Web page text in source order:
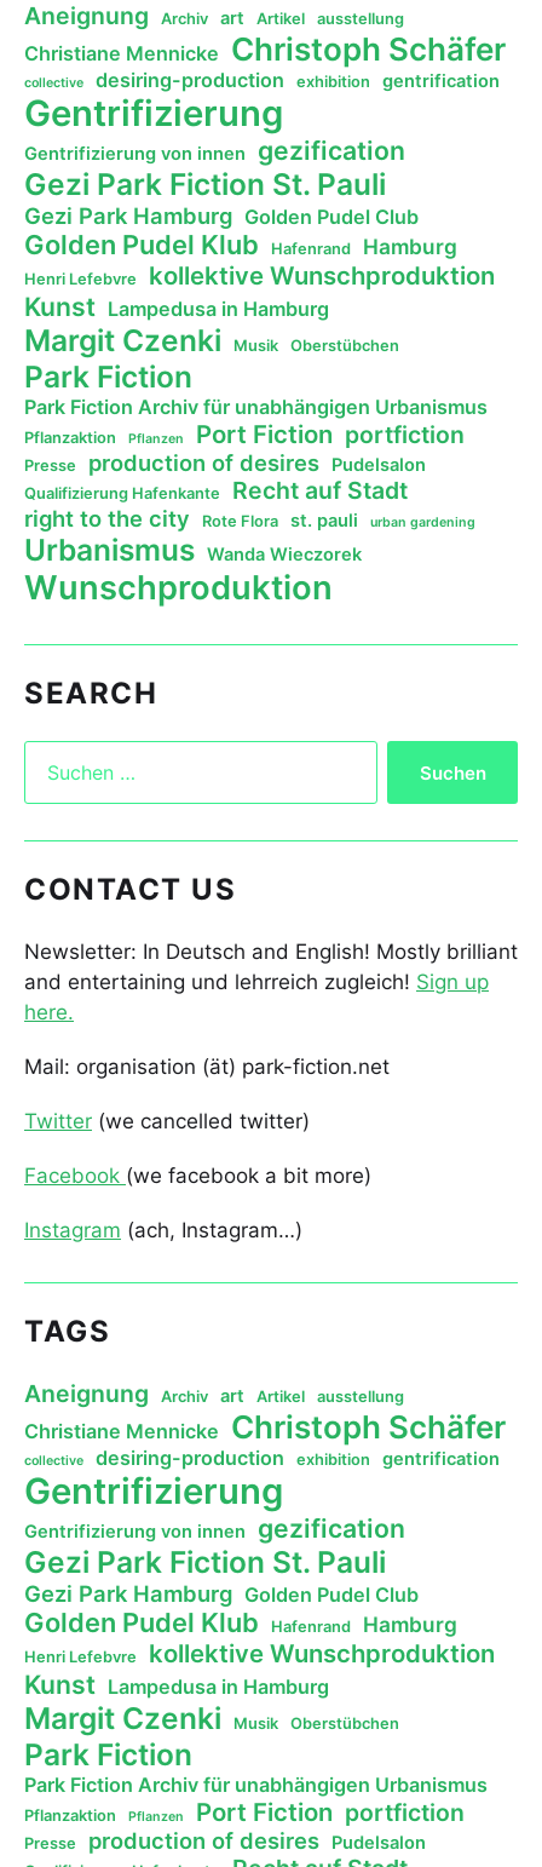
Aneignung Archiv art Artikel ausstellung
Christiane Mennicke Christoph Schäfer
collective desiring-production exhibition gentrification
Gentrifizierung
Gentrifizierung von innen gezification
Gezi Park Fiction St. Pauli
Gezi Park Hamburg Golden Pudel Club
Golden Pudel Klub Hafenrand Hamburg
Henri Lefebvre kollektive Wunschproduktion
Kunst Lampedusa in Hamburg
Margit Czenki Musik Oberstübchen
Park Fiction
Park Fiction Archiv für unabhängigen Urbanismus
Pflanzaktion Pflanzen Port Fiction portfiction
Presse production of desires Pudelsalon
Qualifizierung Hafenkante Recht auf Stadt
right to the city Rote Flora st. pauli urban gardening
Urbanismus Wanda Wieczorek
Wunschproduktion
SEARCH
CONTACT US
Newsletter: In Deutsch and English! Mostly brilliant
and entertaining und lehrreich zugleich! Sign up
here.
Mail: organisation (ät) park-fiction.net
Twitter (we cancelled twitter)
Facebook (we facebook a bit more)
Instagram (ach, Instagram…)
TAGS
Aneignung Archiv art Artikel ausstellung
Christiane Mennicke Christoph Schäfer
collective desiring-production exhibition gentrification
Gentrifizierung
Gentrifizierung von innen gezification
Gezi Park Fiction St. Pauli
Gezi Park Hamburg Golden Pudel Club
Golden Pudel Klub Hafenrand Hamburg
Henri Lefebvre kollektive Wunschproduktion
Kunst Lampedusa in Hamburg
Margit Czenki Musik Oberstübchen
Park Fiction
Park Fiction Archiv für unabhängigen Urbanismus
Pflanzaktion Pflanzen Port Fiction portfiction
Presse production of desires Pudelsalon